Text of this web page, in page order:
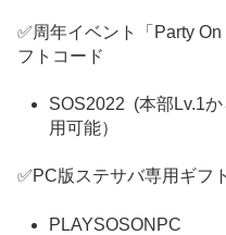
✅周年イベント「Party
フトコード
SOS2022 (本部Lv.1
用可能）
✅PC版ステサバ専用ギフ
PLAYSOSONPC